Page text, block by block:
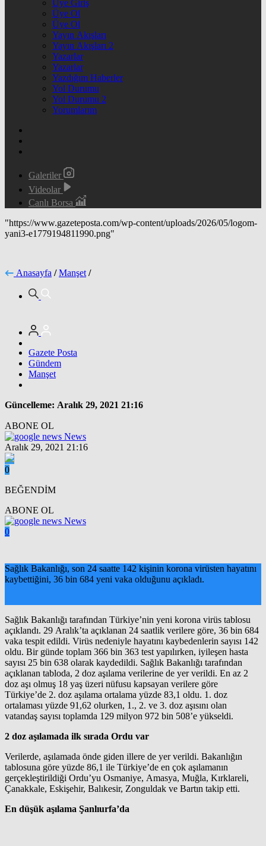
Üye Giriş
Üye Ol
Üye Ol
Yayın Akışları
Yayın Akışları 2
Yazarlar
Yazarlar
Yazdığım Haberler
Yol Durumu
Yol Durumu 2
Yorumlarım
Galeriler
Videolar
Canlı Borsa
"https://www.gazeteposta.com/wp-content/uploads/2026/05/logom-
yani3-e1779194811990.png"
Anasayfa / Manşet /
Gazete Posta
Gündem
Manşet
Güncelleme: Aralık 29, 2021 21:16
ABONE OL
News
Aralık 29, 2021 21:16
0
BEĞENDİM
ABONE OL
News
0
Sağlık Bakanlığı, son 24 saatte 142 kişinin korona virüsten hayatını
kaybettiğini, 36 bin 684 yeni vaka olduğunu açıkladı.
Sağlık Bakanlığı tarafından Türkiye’nin yeni korona virüs tablosu
açıklandı. 29 Aralık’ta açıklanan 24 saatlik verilere göre, 36 bin 684
vaka tespit edildi. Virüs nedeniyle hayatını kaybedenlerin sayısı 142
oldu. Bir günde toplam 366 bin 363 test yapılırken, iyileşen hasta
sayısı 25 bin 638 olarak kaydedildi. Sağlık Bakanlığı tarafından
açıklanan tabloda, 2 doz aşılama verilerine de yer verildi. En az 2
doz aşı olmuş 18 yaş üzeri nüfusu kapsayan verilere göre
Türkiye’de 2. doz aşılama ortalama yüzde 83,1 oldu. 1. doz
ortalaması yüzde 91,62 olurken, 1., 2. ve 3. doz aşısını olan
vatandaş sayısı toplamda 129 milyon 972 bin 508’e yükseldi.
2 doz aşılamada ilk sırada Ordu var
Verilerde, aşılamada önde giden illere de yer verildi. Bakanlığın
tablosuna göre yüzde 86,1 ile Türkiye’de en çok aşılamanın
gerçekleştirildiği Ordu’yu Osmaniye, Amasya, Muğla, Kırklareli,
Çanakkale, Eskişehir, Balıkesir, Zonguldak ve Bartın takip etti.
En düşük aşılama Şanlıurfa’da